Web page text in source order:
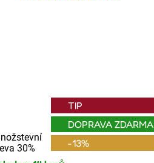
30%
TIP
DOPRAVA ZDARMA
-13%